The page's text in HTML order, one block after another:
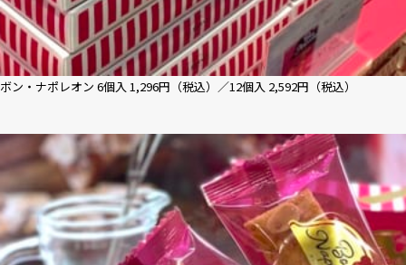
ボン・ナポレオン 6個入 1,296円（税込）／12個入 2,592円（税込）